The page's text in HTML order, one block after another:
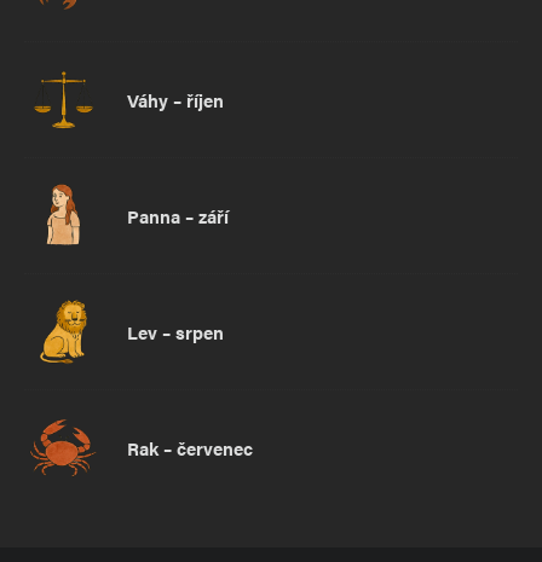
Váhy – říjen
Panna – září
Lev – srpen
Rak – červenec